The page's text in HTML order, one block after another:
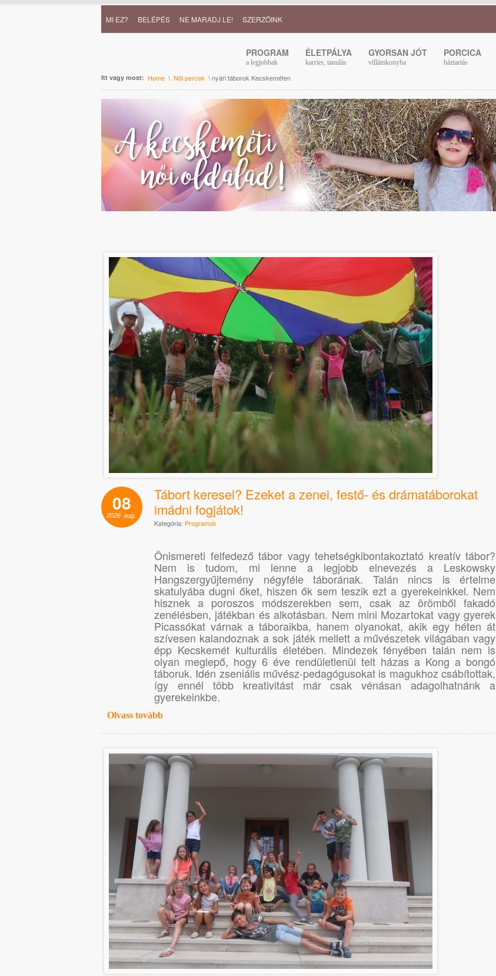
MI EZ? BELÉPÉS NE MARADJ LE! SZERZŐINK
PROGRAM
a legjobbak
ÉLETPÁLYA
karrier, tanulás
GYORSAN JÓT
villámkonyha
PORCICA
háztartás
Itt vagy most: Home \ Női percek \ nyári táborok Kecskeméten
08
2026 aug.
Tábort keresel? Ezeket a zenei, festő- és drámatáborokat
imádni fogjátok!
Kategória: Programok
Önismereti felfedező tábor vagy tehetségkibontakoztató kreatív tábor?
Nem is tudom, mi lenne a legjobb elnevezés a Leskowsky
Hangszergyűjtemény négyféle táborának. Talán nincs is értelme
skatulyába dugni őket, hiszen ők sem teszik ezt a gyerekeinkkel. Nem
hisznek a poroszos módszerekben sem, csak az örömből fakadó
zenélésben, játékban és alkotásban. Nem mini Mozartokat vagy gyerek
Picassókat várnak a táboraikba, hanem olyanokat, akik egy héten át
szívesen kalandoznak a sok játék mellett a művészetek világában vagy
épp Kecskemét kulturális életében. Mindezek fényében talán nem is
olyan meglepő, hogy 6 éve rendületlenül telt házas a Kong a bongó
táboruk. Idén zseniális művész-pedagógusokat is magukhoz csábítottak,
így ennél több kreativitást már csak vénásan adagolhatnánk a
gyerekeinkbe.
Olvass tovább